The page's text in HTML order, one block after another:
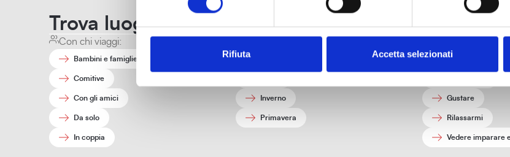
Rifiuta Accetta selezionati
Trova luoghi e interessi adatti a te
Con chi viaggi:
Bambini e famiglie
Comitive
Con gli amici
Da solo
In coppia
Inverno
Primavera
Connettermi con
Gustare
Rilassarmi
Vedere imparare